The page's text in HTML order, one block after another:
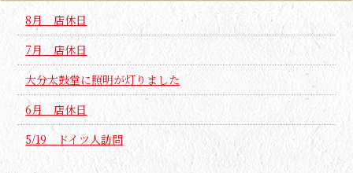
8月 店休日
7月 店休日
大分太鼓堂に照明が灯りました
6月 店休日
5/19 ドイツ人訪問